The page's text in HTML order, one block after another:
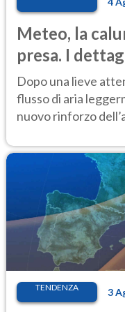
Meteo, la
presa. I
Dopo una lieve
flusso di aria
nuovo rinforzo
TENDENZA 3